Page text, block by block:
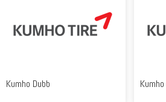
Kumho Dubb